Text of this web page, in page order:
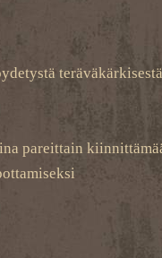
pareittain